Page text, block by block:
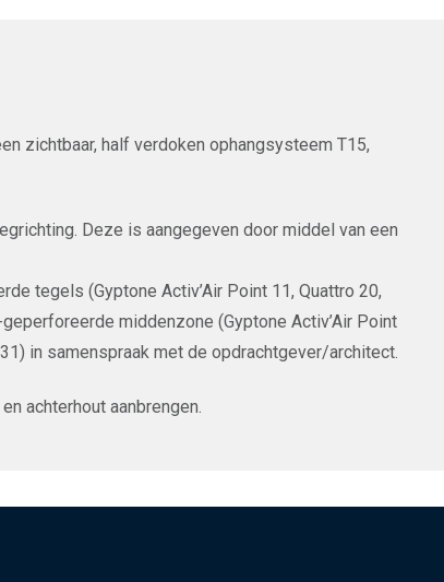
zichtbaar, half verdoken ophangsysteem T15,
Deze is aangegeven door middel van een
tegels (Gyptone Activ’Air Point 11, Quattro 20,
middenzone (Gyptone Activ’Air Point
in samenspraak met de opdrachtgever/architect.
achterhout aanbrengen.